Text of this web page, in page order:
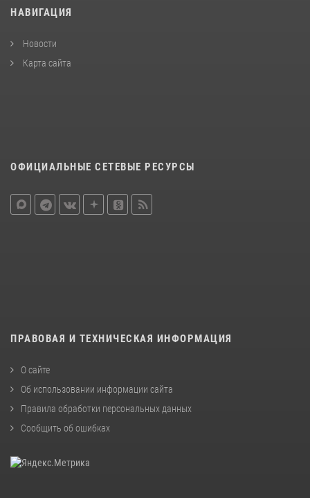
НАВИГАЦИЯ
Новости
Карта сайта
ОФИЦИАЛЬНЫЕ СЕТЕВЫЕ РЕСУРСЫ
ПРАВОВАЯ И ТЕХНИЧЕСКАЯ ИНФОРМАЦИЯ
О сайте
Об использовании информации сайта
Правила обработки персональных данных
Сообщить об ошибках